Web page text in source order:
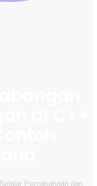
Belajar Percabangan dan